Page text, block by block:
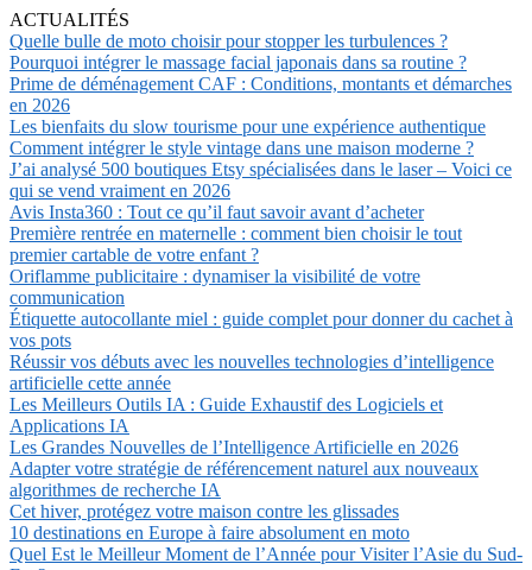
ACTUALITÉS
Quelle bulle de moto choisir pour stopper les turbulences ?
Pourquoi intégrer le massage facial japonais dans sa routine ?
Prime de déménagement CAF : Conditions, montants et démarches
en 2026
Les bienfaits du slow tourisme pour une expérience authentique
Comment intégrer le style vintage dans une maison moderne ?
J’ai analysé 500 boutiques Etsy spécialisées dans le laser – Voici ce
qui se vend vraiment en 2026
Avis Insta360 : Tout ce qu’il faut savoir avant d’acheter
Première rentrée en maternelle : comment bien choisir le tout
premier cartable de votre enfant ?
Oriflamme publicitaire : dynamiser la visibilité de votre
communication
Étiquette autocollante miel : guide complet pour donner du cachet à
vos pots
Réussir vos débuts avec les nouvelles technologies d’intelligence
artificielle cette année
Les Meilleurs Outils IA : Guide Exhaustif des Logiciels et
Applications IA
Les Grandes Nouvelles de l’Intelligence Artificielle en 2026
Adapter votre stratégie de référencement naturel aux nouveaux
algorithmes de recherche IA
Cet hiver, protégez votre maison contre les glissades
10 destinations en Europe à faire absolument en moto
Quel Est le Meilleur Moment de l’Année pour Visiter l’Asie du Sud-